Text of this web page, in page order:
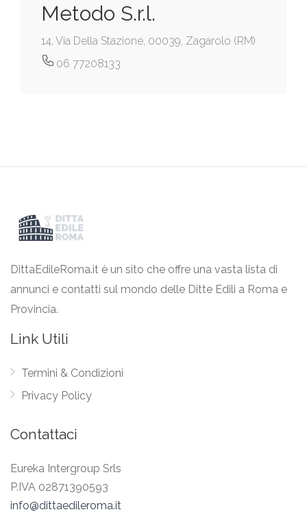
Metodo S.r.l.
14, Via Della Stazione, 00039, Zagarolo (RM)
06 77208133
DittaEdileRoma.it è un sito che offre una vasta lista di
annunci e contatti sul mondo delle Ditte Edili a Roma e
Provincia.
Link Utili
Termini & Condizioni
Privacy Policy
Contattaci
Eureka Intergroup Srls
P.IVA 02871390593
info@dittaedileroma.it